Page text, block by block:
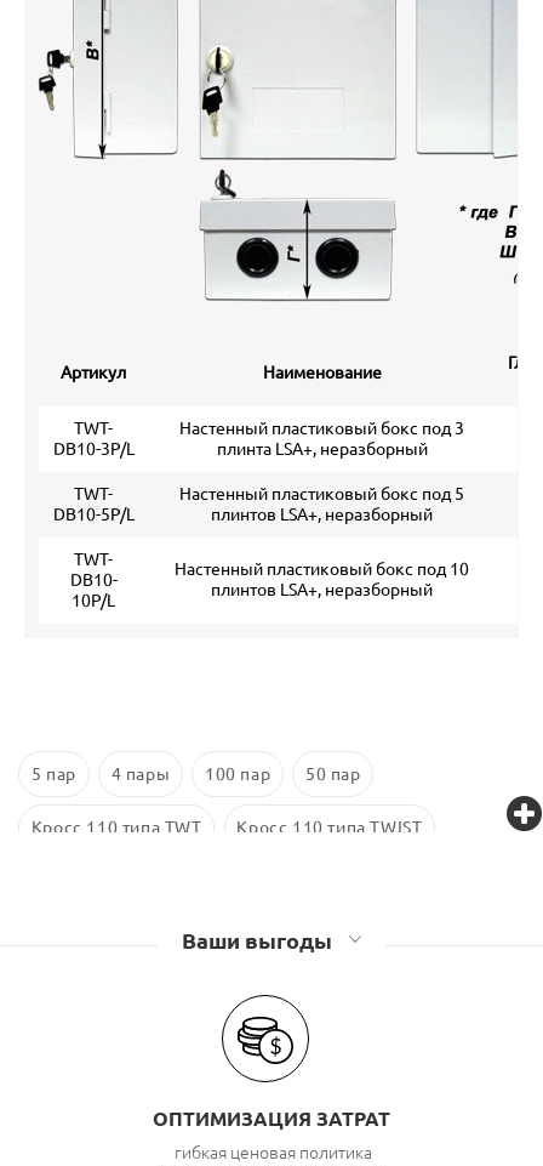
Артикул Наименование
TWT-
DB10-3P/L
Настенный пластиковый бокс под 3
плинта LSA+, неразборный
TWT-
DB10-5P/L
Настенный пластиковый бокс под 5
плинтов LSA+, неразборный
TWT-
DB10-
10P/L
Настенный пластиковый бокс под 10
плинтов LSA+, неразборный
5 пар 4 пары 100 пар 50 пар
Кросс 110 типа TWT Кросс 110 типа TWIST
Ваши выгоды
ОПТИМИЗАЦИЯ ЗАТРАТ
гибкая ценовая политика